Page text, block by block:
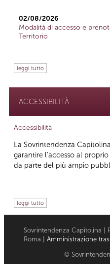
02/08/2026
Modalità di accesso e
Territorio
leggi tutto
ACCESSIBILITÀ
Accessibilità
La Sovrintendenza
garantire l’accesso al
da parte del più ampio
leggi tutto
Sovrintendenza Capitolina |
Roma | Amministrazione
©